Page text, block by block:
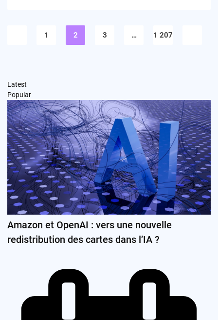
1 2 3 … 1 207
Latest
Popular
Amazon et OpenAI : vers une nouvelle
redistribution des cartes dans l’IA ?